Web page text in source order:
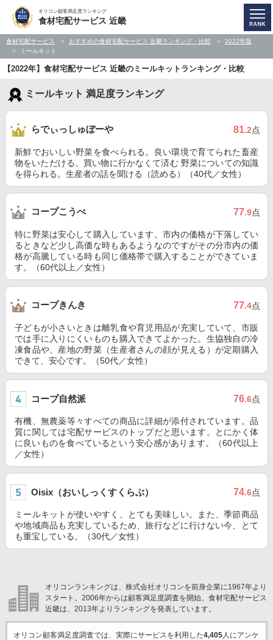
オリコン顧客満足度ランキング
食材宅配サービス 近畿
食材宅配サービス おすすめの食材宅配サービス 近畿ランキング・比較
2022年版
ミールキット
【2022年】食材宅配サービス 近畿のミールキットランキング・比較
ミールキット 満足度ランキング
らでぃっしゅぼーや 81.2点
新鮮でおいしい野菜を食べられる。良い環境で育てられた畜産
物をいただける。買い物に行かなくて済む 野菜についての知識
を得られる。生産者の話を聞ける（読める）（40代／女性）
コープこうべ 77.9点
特に野菜は安心して購入しています。市内の価格が下落してい
るときなど少し高価な時もあるようなのですがその分市内の価
格が高騰している時も同じ価格帯で購入することができていま
す。（60代以上／女性）
コープきんき 77.4点
子どもが小さいときは離乳食や育児用品が充実していて、市販
では手に入りにくいものも購入できてよかった。生協独自の冷
凍食品や、産地の野菜（生産者さんの顔が見える）が定期購入
できて、安心です。（50代／女性）
コープ自然派 76.6点
有機、無農薬等々すべての商品に詳細が添付されています。品
質に関しては宅配サービスのトップだと思います。とにかく体
に良いものを食べているという安心感があります。（60代以上
／女性）
Oisix（おいしっくすくらぶ） 74.6点
ミールキットが使いやすく、とても美味しい。また、季節商品
や地域商品も充実しているため、旅行などに行けない今、とて
も重宝している。（30代／女性）
オリコンランキングは、株式会社オリコンを前身企業に1967年より
スタート。2006年からは顧客満足度調査を開始。食材宅配サービス
近畿は、2013年よりランキングを発表しています。
オリコン顧客満足度調査では、実際にサービスを利用した4,405人にアンケ